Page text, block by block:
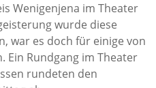
Wenigenjena im Theater
wurde diese
war es doch für einige von
Ein Rundgang im Theater
rundeten den